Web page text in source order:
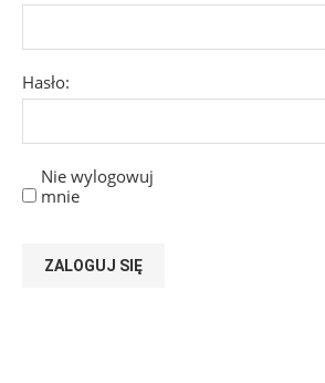
Hasło:
Nie wylogowuj
mnie
ZALOGUJ SIĘ